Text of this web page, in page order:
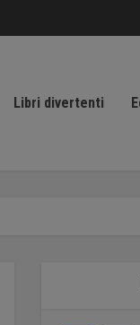
Libri divertenti